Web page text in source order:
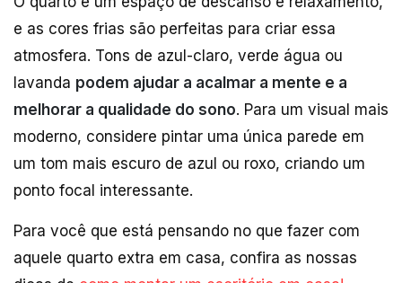
e as cores frias são perfeitas para criar essa
atmosfera. Tons de azul-claro, verde água ou
lavanda podem ajudar a acalmar a mente e a
melhorar a qualidade do sono. Para um visual mais
moderno, considere pintar uma única parede em
um tom mais escuro de azul ou roxo, criando um
ponto focal interessante.
Para você que está pensando no que fazer com
aquele quarto extra em casa, confira as nossas